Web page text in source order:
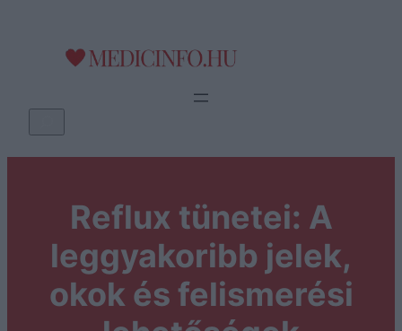
tartalomhoz
Reflux tünetei: A
leggyakoribb jelek,
okok és felismerési